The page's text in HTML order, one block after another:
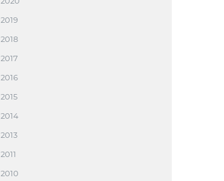
2019
2018
2017
2016
2015
2014
2013
2011
2010